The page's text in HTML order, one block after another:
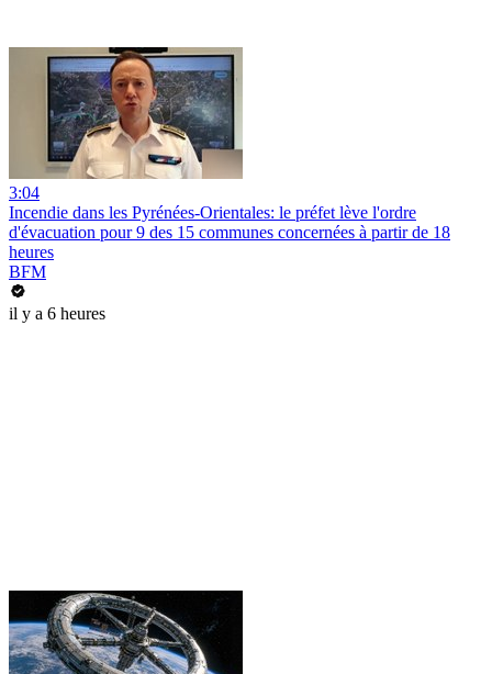
3:04
Incendie dans les Pyrénées-Orientales: le préfet lève l'ordre
d'évacuation pour 9 des 15 communes concernées à partir de 18
heures
BFM
il y a 6 heures